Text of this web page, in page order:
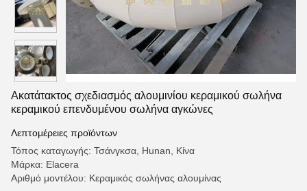
Ακατάτακτος σχεδιασμός αλουμινίου κεραμικού σωλήνα
κεραμικού επενδυμένου σωλήνα αγκώνες
Λεπτομέρειες προϊόντων
Τόπος καταγωγής: Τσάνγκσα, Hunan, Κίνα
Μάρκα: Elacera
Αριθμό μοντέλου: Κεραμικός σωλήνας αλουμίνας